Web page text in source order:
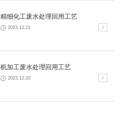
精细化工废水处理回用工艺
2023.12.21
机加工废水处理回用工艺
2023.12.20